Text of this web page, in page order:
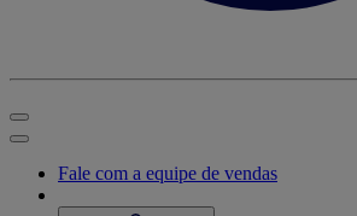
Fale com a equipe de vendas